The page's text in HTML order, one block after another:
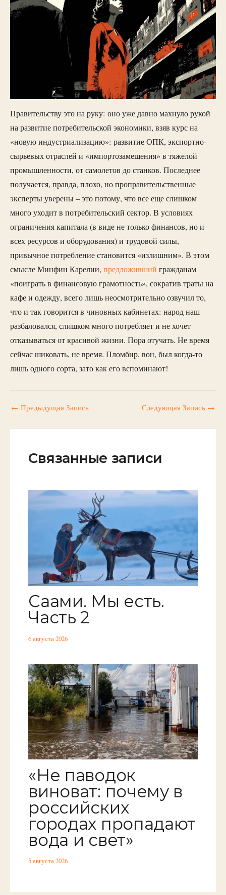
Правительству это на руку: оно уже давно махнуло рукой
на развитие потребительской экономики, взяв курс на
«новую индустриализацию»: развитие ОПК, экспортно-
сырьевых отраслей и «импортозамещения» в тяжелой
промышленности, от самолетов до станков. Последнее
получается, правда, плохо, но проправительственные
эксперты уверены – это потому, что все еще слишком
много уходит в потребительский сектор. В условиях
ограничения капитала (в виде не только финансов, но и
всех ресурсов и оборудования) и трудовой силы,
привычное потребление становится «излишним». В этом
смысле Минфин Карелии, предложивший гражданам
«поиграть в финансовую грамотность», сократив траты на
кафе и одежду, всего лишь неосмотрительно озвучил то,
что и так говорится в чиновных кабинетах: народ наш
разбаловался, слишком много потребляет и не хочет
отказываться от красивой жизни. Пора отучать. Не время
сейчас шиковать, не время. Пломбир, вон, был когда-то
лишь одного сорта, зато как его вспоминают!
← Предыдущая Запись Следующая Запись →
Связанные записи
Саами. Мы есть.
Часть 2
6 августа 2026
«Не паводок
виноват: почему в
российских
городах пропадают
вода и свет»
5 августа 2026